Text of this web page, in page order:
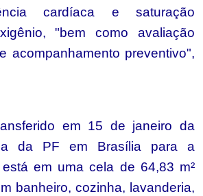
cardíaca e saturação
"bem como avaliação
acompanhamento preventivo",
em 15 de janeiro da
da PF em Brasília para a
em uma cela de 64,83 m²
banheiro, cozinha, lavanderia,